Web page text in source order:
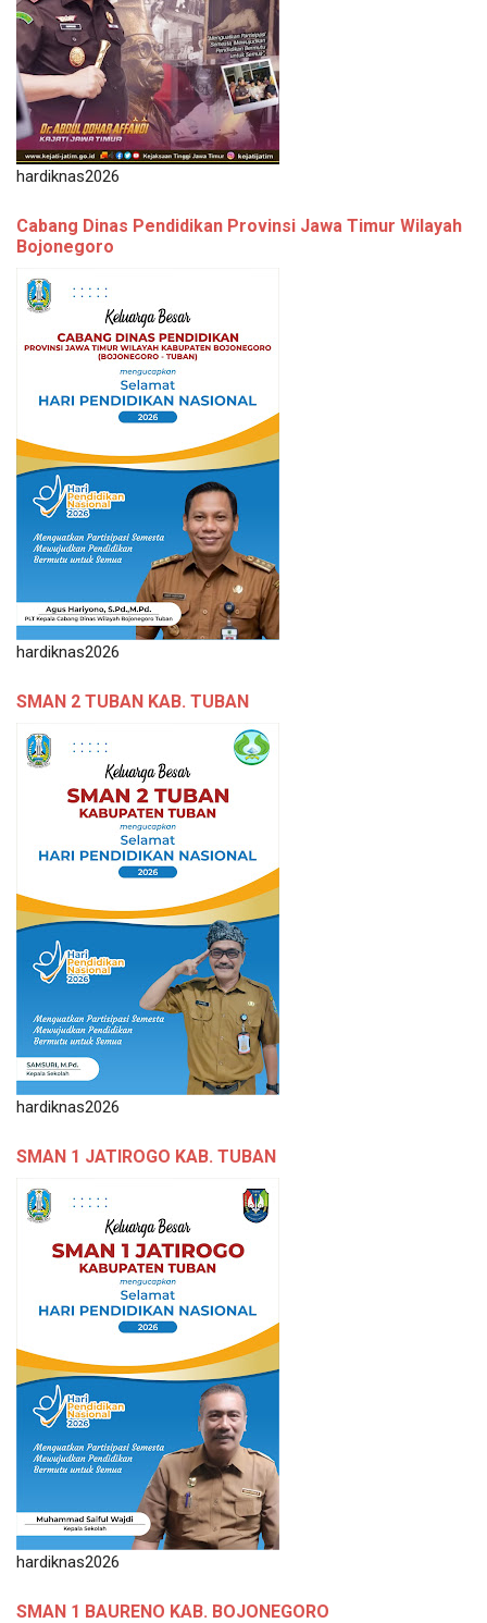
hardiknas2026
Cabang Dinas Pendidikan Provinsi Jawa Timur Wilayah
Bojonegoro
hardiknas2026
SMAN 2 TUBAN KAB. TUBAN
hardiknas2026
SMAN 1 JATIROGO KAB. TUBAN
hardiknas2026
SMAN 1 BAURENO KAB. BOJONEGORO